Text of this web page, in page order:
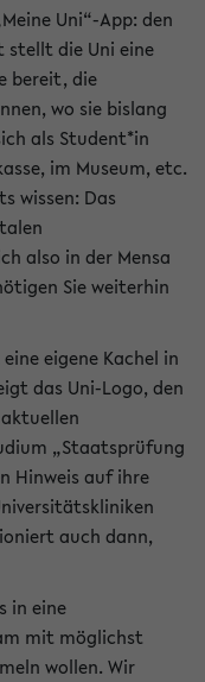
Uni“-App: den
stellt die Uni eine
bereit, die
wo sie bislang
als Student*in
im Museum, etc.
wissen: Das
also in der Mensa
Sie weiterhin
eigene Kachel in
das Uni-Logo, den
„Staatsprüfung
Hinweis auf ihre
auch dann,
in eine
mit möglichst
wollen. Wir